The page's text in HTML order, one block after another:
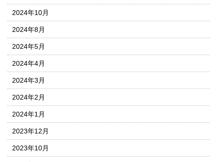
2024年10月
2024年8月
2024年5月
2024年4月
2024年3月
2024年2月
2024年1月
2023年12月
2023年10月